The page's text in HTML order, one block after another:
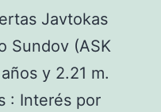
Javtokas
Sundov (ASK
y 2.21 m.
: Interés por